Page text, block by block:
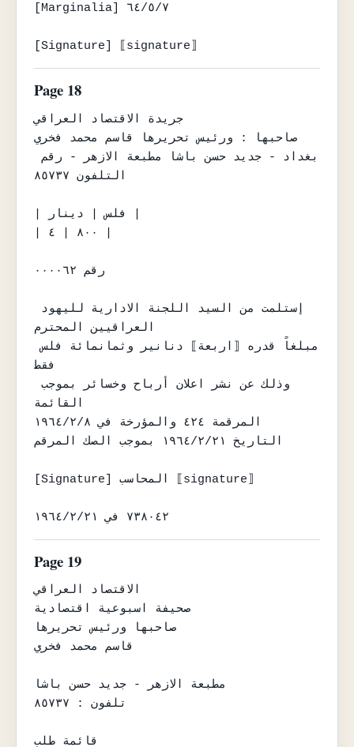
[Marginalia] ٦٤/٥/٧
[Signature] ⟦signature⟧
Page 18
جريدة الاقتصاد العراقي
صاحبها : ورئيس تحريرها قاسم محمد فخري
بغداد - جديد حسن باشا مطبعة الازهر - رقم
التلفون ٨٥٧٣٧
رقم ٠٠٠٠٦٢
العراقيين المحترم
مبلغاً قدره ⟦اربعة⟧ دنانير وثمانمائة فلس
فقط
وذلك عن نشر اعلان أرباح وخسائر بموجب
القائمة
المرقمة ٤٢٤ والمؤرخة في ١٩٦٤/٢/٨
التاريخ ١٩٦٤/٢/٢١ بموجب الصك المرقم
[Signature] المحاسب ⟦signature⟧
٧٣٨٠٤٢ في ١٩٦٤/٢/٢١
Page 19
الاقتصاد العراقي
صحيفة اسبوعية اقتصادية
صاحبها ورئيس تحريرها
قاسم محمد فخري
مطبعة الازهر - جديد حسن باشا
تلفون : ٨٥٧٣٧
قائمة طلب